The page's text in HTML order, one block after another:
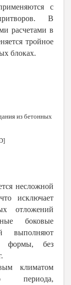
с
В
расчетами в
тройное
блоках.
из бетонных
]
несложной
исключает
отложений
боковые
выполняют
формы, без
климатом
периода,